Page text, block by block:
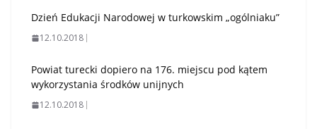
Dzień Edukacji Narodowej w turkowskim „ogólniaku”
12.10.2018
Powiat turecki dopiero na 176. miejscu pod kątem
wykorzystania środków unijnych
12.10.2018